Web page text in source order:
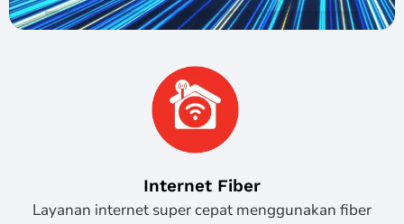
Internet Fiber
Layanan internet super cepat menggunakan fiber